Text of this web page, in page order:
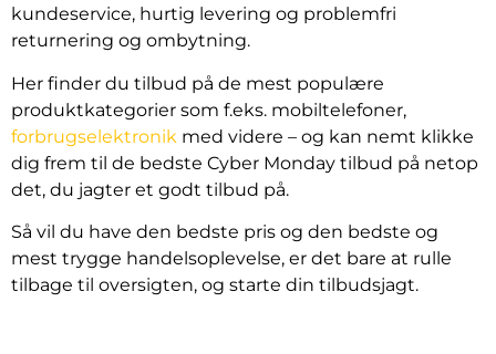
kundeservice, hurtig levering og problemfri
returnering og ombytning.
Her finder du tilbud på de mest populære
produktkategorier som f.eks. mobiltelefoner,
forbrugselektronik med videre – og kan nemt klikke
dig frem til de bedste Cyber Monday tilbud på netop
det, du jagter et godt tilbud på.
Så vil du have den bedste pris og den bedste og
mest trygge handelsoplevelse, er det bare at rulle
tilbage til oversigten, og starte din tilbudsjagt.